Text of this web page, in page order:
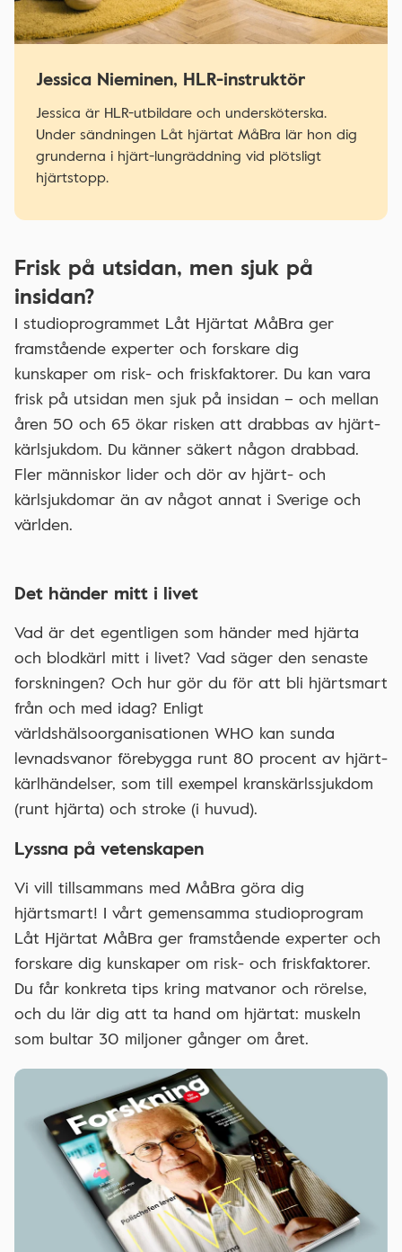
Jessica Nieminen, HLR-instruktör
Jessica är HLR-utbildare och undersköterska.
Under sändningen Låt hjärtat MåBra lär hon dig
grunderna i hjärt-lungräddning vid plötsligt
hjärtstopp.
Frisk på utsidan, men sjuk på
insidan?
I studioprogrammet Låt Hjärtat MåBra ger
framstående experter och forskare dig
kunskaper om risk- och friskfaktorer. Du kan vara
frisk på utsidan men sjuk på insidan – och mellan
åren 50 och 65 ökar risken att drabbas av hjärt-
kärlsjukdom. Du känner säkert någon drabbad.
Fler människor lider och dör av hjärt- och
kärlsjukdomar än av något annat i Sverige och
världen.
Det händer mitt i livet
Vad är det egentligen som händer med hjärta
och blodkärl mitt i livet? Vad säger den senaste
forskningen? Och hur gör du för att bli hjärtsmart
från och med idag? Enligt
världshälsoorganisationen WHO kan sunda
levnadsvanor förebygga runt 80 procent av hjärt-
kärlhändelser, som till exempel kranskärlssjukdom
(runt hjärta) och stroke (i huvud).
Lyssna på vetenskapen
Vi vill tillsammans med MåBra göra dig
hjärtsmart! I vårt gemensamma studioprogram
Låt Hjärtat MåBra ger framstående experter och
forskare dig kunskaper om risk- och friskfaktorer.
Du får konkreta tips kring matvanor och rörelse,
och du lär dig att ta hand om hjärtat: muskeln
som bultar 30 miljoner gånger om året.